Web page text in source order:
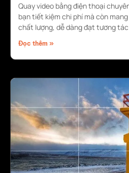
Quay video bằng điện thoại
bạn tiết kiệm chi phí mà còn
chất lượng, dễ dàng đạt tương
Đọc thêm »